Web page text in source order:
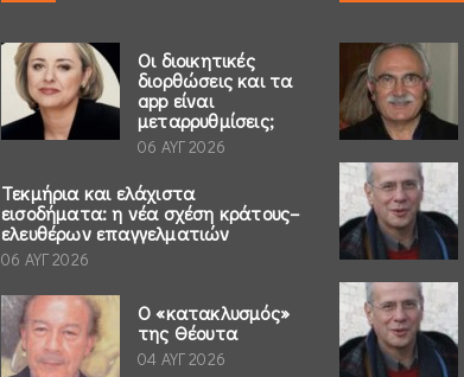
Οι διοικητικές
διορθώσεις και τα
app είναι
μεταρρυθμίσεις;
06 ΑΥΓ 2026
Τεκμήρια και ελάχιστα
εισοδήματα: η νέα σχέση κράτους–
ελευθέρων επαγγελματιών
06 ΑΥΓ 2026
Ο «κατακλυσμός»
της Θέουτα
04 ΑΥΓ 2026